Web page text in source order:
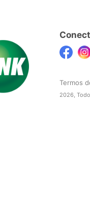
Termos
2026,